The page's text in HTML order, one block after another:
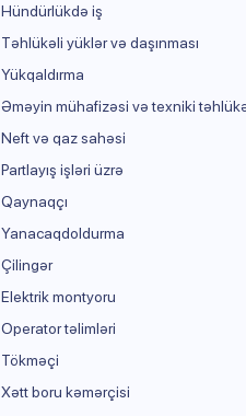
Hündürlükdə iş
Təhlükəli yüklər və daşınması
Yükqaldırma
Əməyin mühafizəsi və texniki
Neft və qaz sahəsi
Partlayış işləri üzrə
Qaynaqçı
Yanacaqdoldurma
Çilingər
Elektrik montyoru
Operator təlimləri
Tökməçi
Xətt boru kəmərçisi